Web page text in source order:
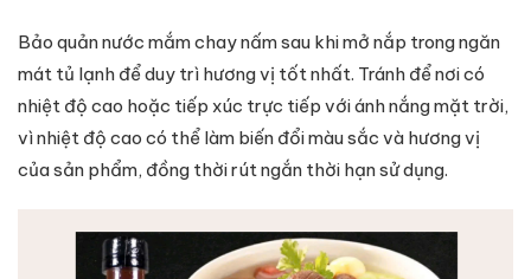
Bảo quản nước mắm chay nấm sau khi mở nắp trong ngăn
mát tủ lạnh để duy trì hương vị tốt nhất. Tránh để nơi có
nhiệt độ cao hoặc tiếp xúc trực tiếp với ánh nắng mặt trời,
vì nhiệt độ cao có thể làm biến đổi màu sắc và hương vị
của sản phẩm, đồng thời rút ngắn thời hạn sử dụng.